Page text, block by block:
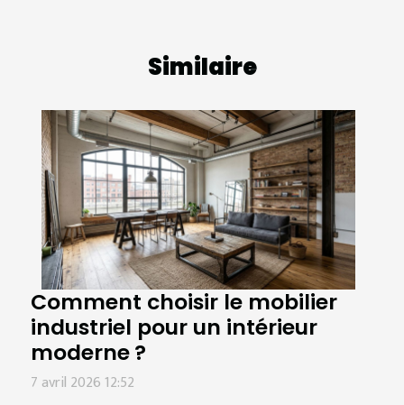
Similaire
Comment choisir le mobilier
industriel pour un intérieur
moderne ?
7 avril 2026 12:52